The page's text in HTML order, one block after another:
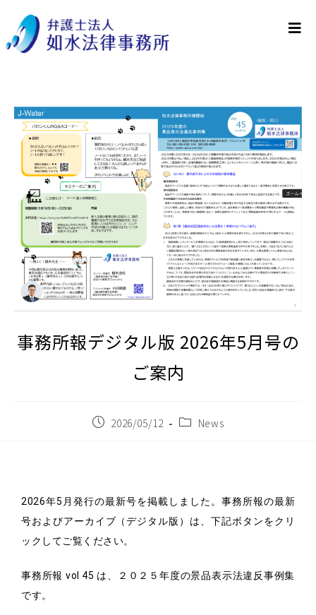
事務所報デジタル版 2026年5月号の
ご案内
2026/05/12 News
2026年5月発行の最新号を掲載しました。事務所報の最新
号およびアーカイブ（デジタル版）は、下記ボタンをクリ
ックしてご覧ください。
事務所報 vol 45 は、２０２５年度の景品表示法違反事例集
です。